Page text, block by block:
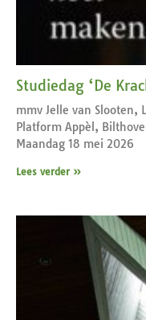
Studiedag ‘De
mmv Jelle van Slooten,
Platform Appèl,
Maandag 18 mei 2026
Lees verder »